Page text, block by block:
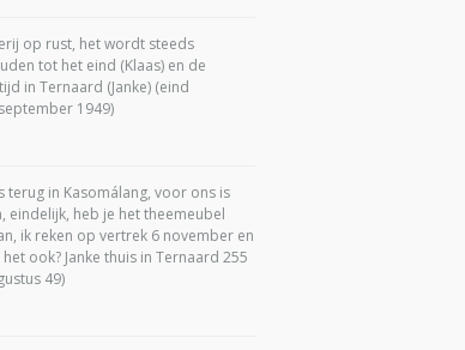
op rust, het wordt steeds
tot het eind (Klaas) en de
in Ternaard (Janke) (eind
1949)
terug in Kasomálang, voor ons is
eindelijk, heb je het theemeubel
ik reken op vertrek 6 november en
ook? Janke thuis in Ternaard 255
49)